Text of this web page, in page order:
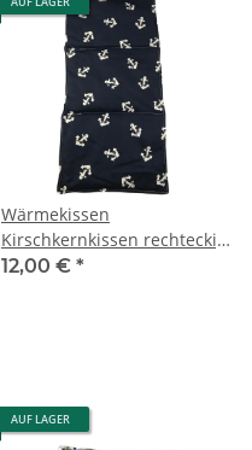
Wärmekissen
Kirschkernkissen rechteckig
"Anker" KG14
12,00 € *
AUF LAGER